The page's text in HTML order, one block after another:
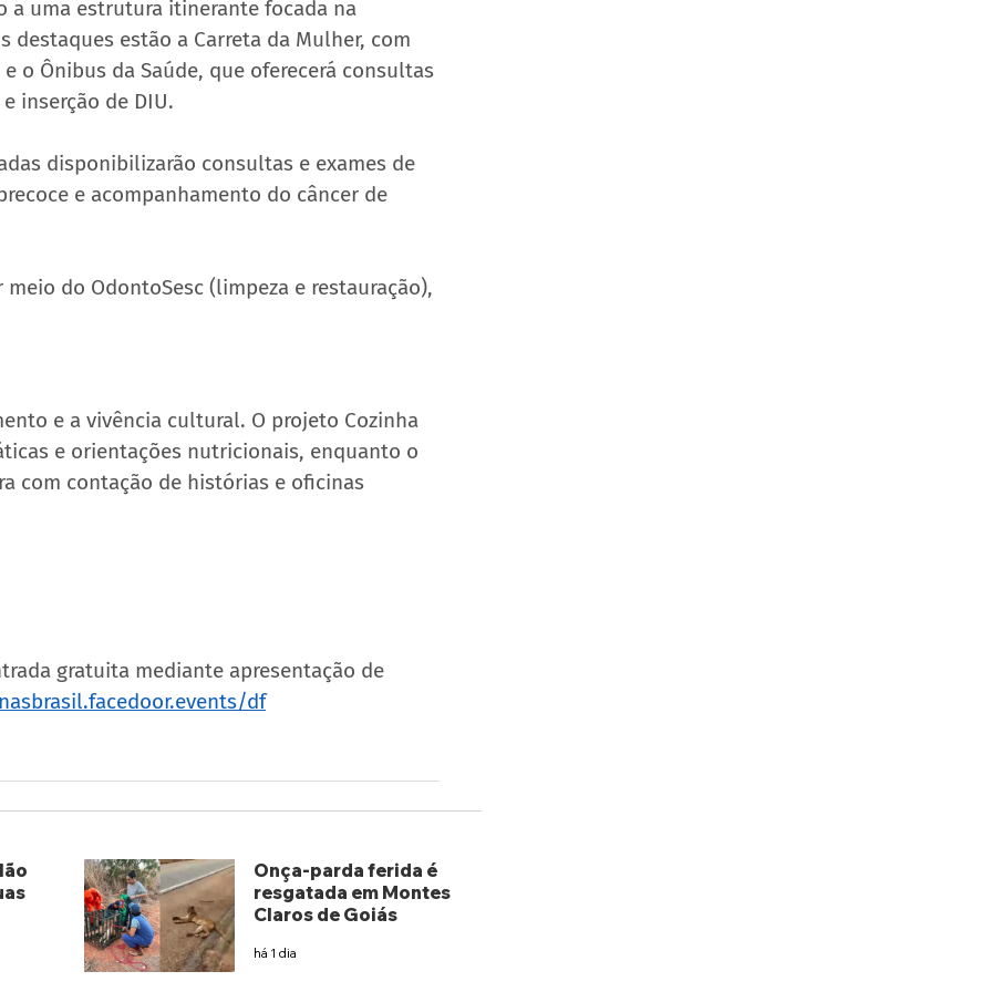
a uma estrutura itinerante focada na
destaques estão a Carreta da Mulher, com
o Ônibus da Saúde, que oferecerá consultas
inserção de DIU.
disponibilizarão consultas e exames de
e acompanhamento do câncer de
do OdontoSesc (limpeza e restauração),
e a vivência cultural. O projeto Cozinha
e orientações nutricionais, enquanto o
com contação de histórias e oficinas
gratuita mediante apresentação de
df
Onça-parda ferida é
resgatada em Montes
Claros de Goiás
há 1 dia